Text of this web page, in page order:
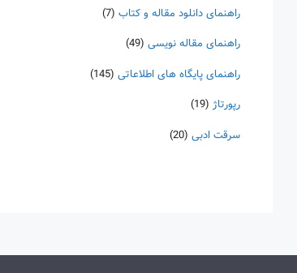
راهنمای دانلود مقاله و کتاب (7)
راهنمای مقاله نویسی (49)
راهنمای پایگاه های اطلاعاتی (145)
رپورتاژ (19)
سرقت ادبی (20)